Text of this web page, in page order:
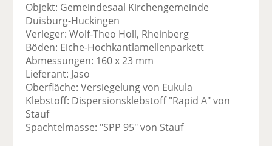
Objekt: Gemeindesaal Kirchengemeinde
Duisburg-Huckingen
Verleger: Wolf-Theo Holl, Rheinberg
Böden: Eiche-Hochkantlamellenparkett
Abmessungen: 160 x 23 mm
Lieferant: Jaso
Oberfläche: Versiegelung von Eukula
Klebstoff: Dispersionsklebstoff "Rapid A" von
Stauf
Spachtelmasse: "SPP 95" von Stauf